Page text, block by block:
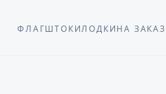
ФЛАГШТОКИЛОДКИНА ЗАКАЗ